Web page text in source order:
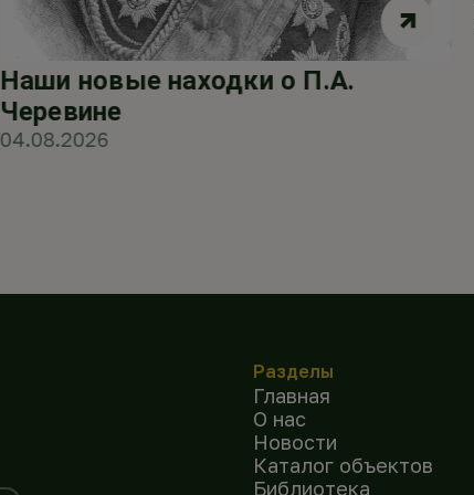
Наши новые находки о П.А.
Черевине
04.08.2026
Разделы
Главная
О нас
Новости
Каталог объектов
Библиотека